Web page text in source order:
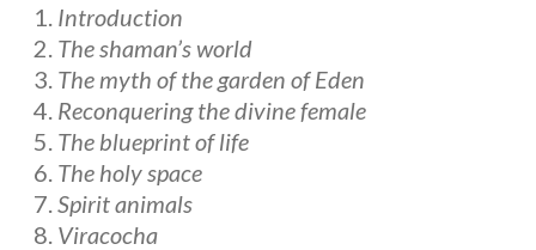
Introduction
The shaman’s world
The myth of the garden of Eden
Reconquering the divine female
The blueprint of life
The holy space
Spirit animals
Viracocha